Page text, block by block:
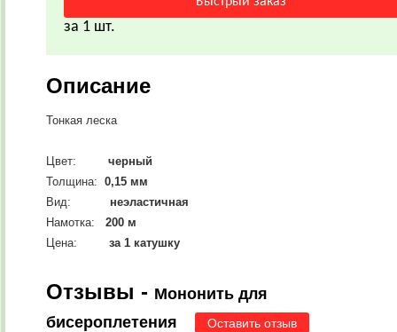
за 1 шт.
Описание
Тонкая леска
Цвет:
черный
Толщина: 0,15 мм
Вид:
неэластичная
Намотка:
200 м
Цена: за 1 катушку
Отзывы - Мононить для
бисероплетения
Оставить отзыв